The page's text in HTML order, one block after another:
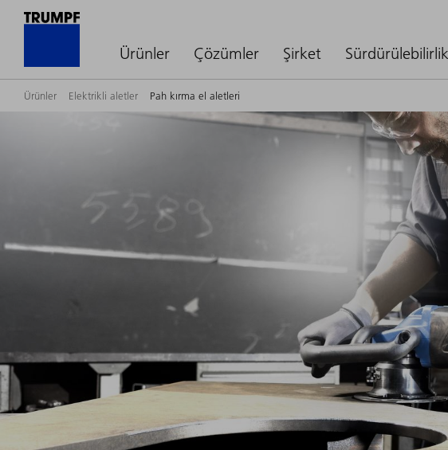
Ürünler Çözümler Şirket Sürdürülebilirlik
Ürünler Elektrikli aletler Pah kırma el aletleri